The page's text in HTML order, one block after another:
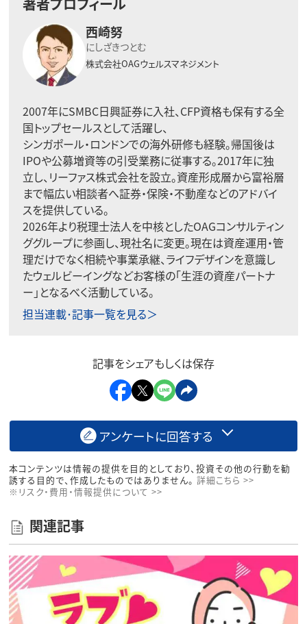
西崎努
にしざきつとむ
株式会社OAGウェルスマネジメント
2007年にSMBC日興証券に入社、CFP資格も保有する全
国トップセールスとして活躍し、
シンガポール・ロンドンでの海外研修も経験。帰国後は
IPOや公募増資等の引受業務に従事する。2017年に独
立し、リーファス株式会社を設立。資産形成層から富裕層
まで幅広い相談者へ証券・保険・不動産などのアドバイ
スを提供している。
2026年より税理士法人を中核としたOAGコンサルティン
ググループに参画し、現社名に変更。現在は資産運用・管
理だけでなく相続や事業承継、ライフデザインを意識し
たウェルビーイングなどお客様の「生涯の資産パートナ
ー」となるべく活動している。
担当連載･記事一覧を見る＞
記事をシェアもしくは保存
アンケートに回答する
本コンテンツは情報の提供を目的としており、投資その他の行動を勧
誘する目的で、作成したものではありません。 詳細こちら >>
※リスク・費用・情報提供について >>
関連記事